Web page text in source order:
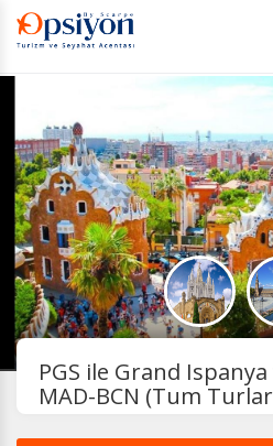
PGS ile Grand
MAD-BCN (Tum